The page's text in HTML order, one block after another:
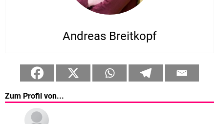
Andreas Breitkopf
Zum Profil von...